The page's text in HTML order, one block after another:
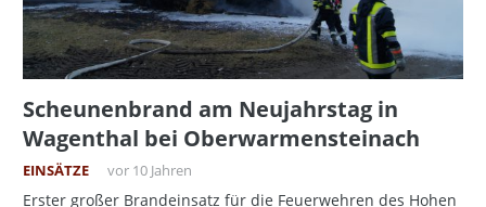
Scheunenbrand am Neujahrstag in
Wagenthal bei Oberwarmensteinach
EINSÄTZE vor 10 Jahren
Erster großer Brandeinsatz für die Feuerwehren des Hohen